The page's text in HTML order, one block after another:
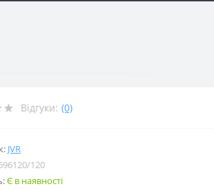
Відгуки: (0)
JVR
120
Є в наявності